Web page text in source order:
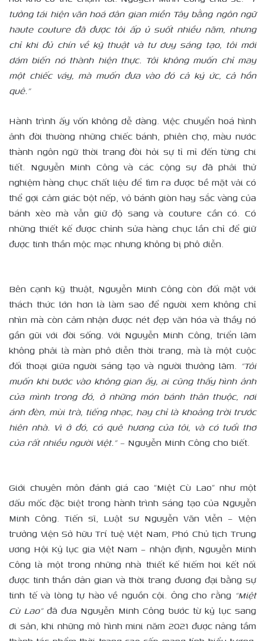
tưởng tái hiện văn hoá dân gian miền Tây bằng ngôn ngữ
haute couture đã được tôi ấp ủ suốt nhiều năm, nhưng
chỉ khi đủ chín về kỹ thuật và tư duy sáng tạo, tôi mới
dám biến nó thành hiện thực. Tôi không muốn chỉ may
một chiếc váy, mà muốn đưa vào đó cả ký ức, cả hồn
quê.”
Hành trình ấy vốn không dễ dàng. Việc chuyển hoá hình
ảnh đời thường những chiếc bánh, phiên chợ, màu nước
thành ngôn ngữ thời trang đòi hỏi sự tỉ mỉ đến từng chi
tiết. Nguyễn Minh Công và các cộng sự đã phải thử
nghiệm hàng chục chất liệu để tìm ra được bề mặt vải có
thể gợi cảm giác bột nếp, vỏ bánh giòn hay sắc vàng của
bánh xèo mà vẫn giữ độ sang và couture cần có. Có
những thiết kế được chỉnh sửa hàng chục lần chỉ để giữ
được tinh thần mộc mạc nhưng không bị phô diễn.
Bên cạnh kỹ thuật, Nguyễn Minh Công còn đối mặt với
thách thức lớn hơn là làm sao để người xem không chỉ
nhìn mà còn cảm nhận được nét đẹp văn hóa và thầy nó
gần gũi với đời sống. Với Nguyễn Minh Công, triển lãm
không phải là màn phô diễn thời trang, mà là một cuộc
đối thoại giữa người sáng tạo và người thưởng lãm. “Tôi
muốn khi bước vào không gian ấy, ai cũng thấy hình ảnh
của mình trong đó, ở những món bánh thân thuộc, nơi
ánh đèn, mùi trà, tiếng nhạc, hay chỉ là khoảng trời trước
hiên nhà. Vì ở đó, có quê hương của tôi, và có tuổi thơ
của rất nhiều người Việt.” – Nguyễn Minh Công cho biết.
Giới chuyên môn đánh giá cao “Miệt Cù Lao” như một
dấu mốc đặc biệt trong hành trình sáng tạo của Nguyễn
Minh Công. Tiến sĩ, Luật sư Nguyễn Văn Viễn – Viện
trưởng Viện Sở hữu Trí tuệ Việt Nam, Phó Chủ tịch Trung
ương Hội Kỷ lục gia Việt Nam – nhận định, Nguyễn Minh
Công là một trong những nhà thiết kế hiếm hoi kết nối
được tinh thần dân gian và thời trang đương đại bằng sự
tinh tế và lòng tự hào về nguồn cội. Ông cho rằng “Miệt
Cù Lao”đã đưa Nguyễn Minh Công bước từ kỷ lục sang
di sản, khi những mô hình mini năm 2021 được nâng tầm